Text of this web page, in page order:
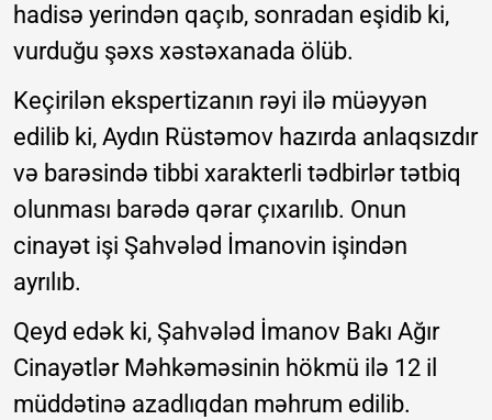
hadisə yerindən qaçıb, sonradan eşidib ki,
vurduğu şəxs xəstəxanada ölüb.
Keçirilən ekspertizanın rəyi ilə müəyyən
edilib ki, Aydın Rüstəmov hazırda anlaqsızdır
və barəsində tibbi xarakterli tədbirlər tətbiq
olunması barədə qərar çıxarılıb. Onun
cinayət işi Şahvələd İmanovin işindən
ayrılıb.
Qeyd edək ki, Şahvələd İmanov Bakı Ağır
Cinayətlər Məhkəməsinin hökmü ilə 12 il
müddətinə azadlıqdan məhrum edilib.